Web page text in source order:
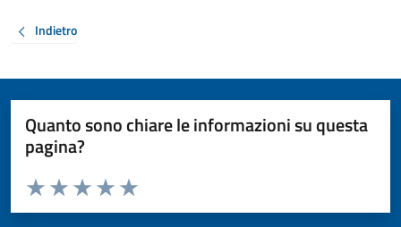
Indietro
Quanto sono chiare le informazioni su questa
pagina?
Valuta da 1 a 5 stelle la pagina
Valuta 5 stelle su 5
Valuta 4 stelle su 5
Valuta 3 stelle su 5
Valuta 2 stelle su 5
Valuta 1 stelle su 5